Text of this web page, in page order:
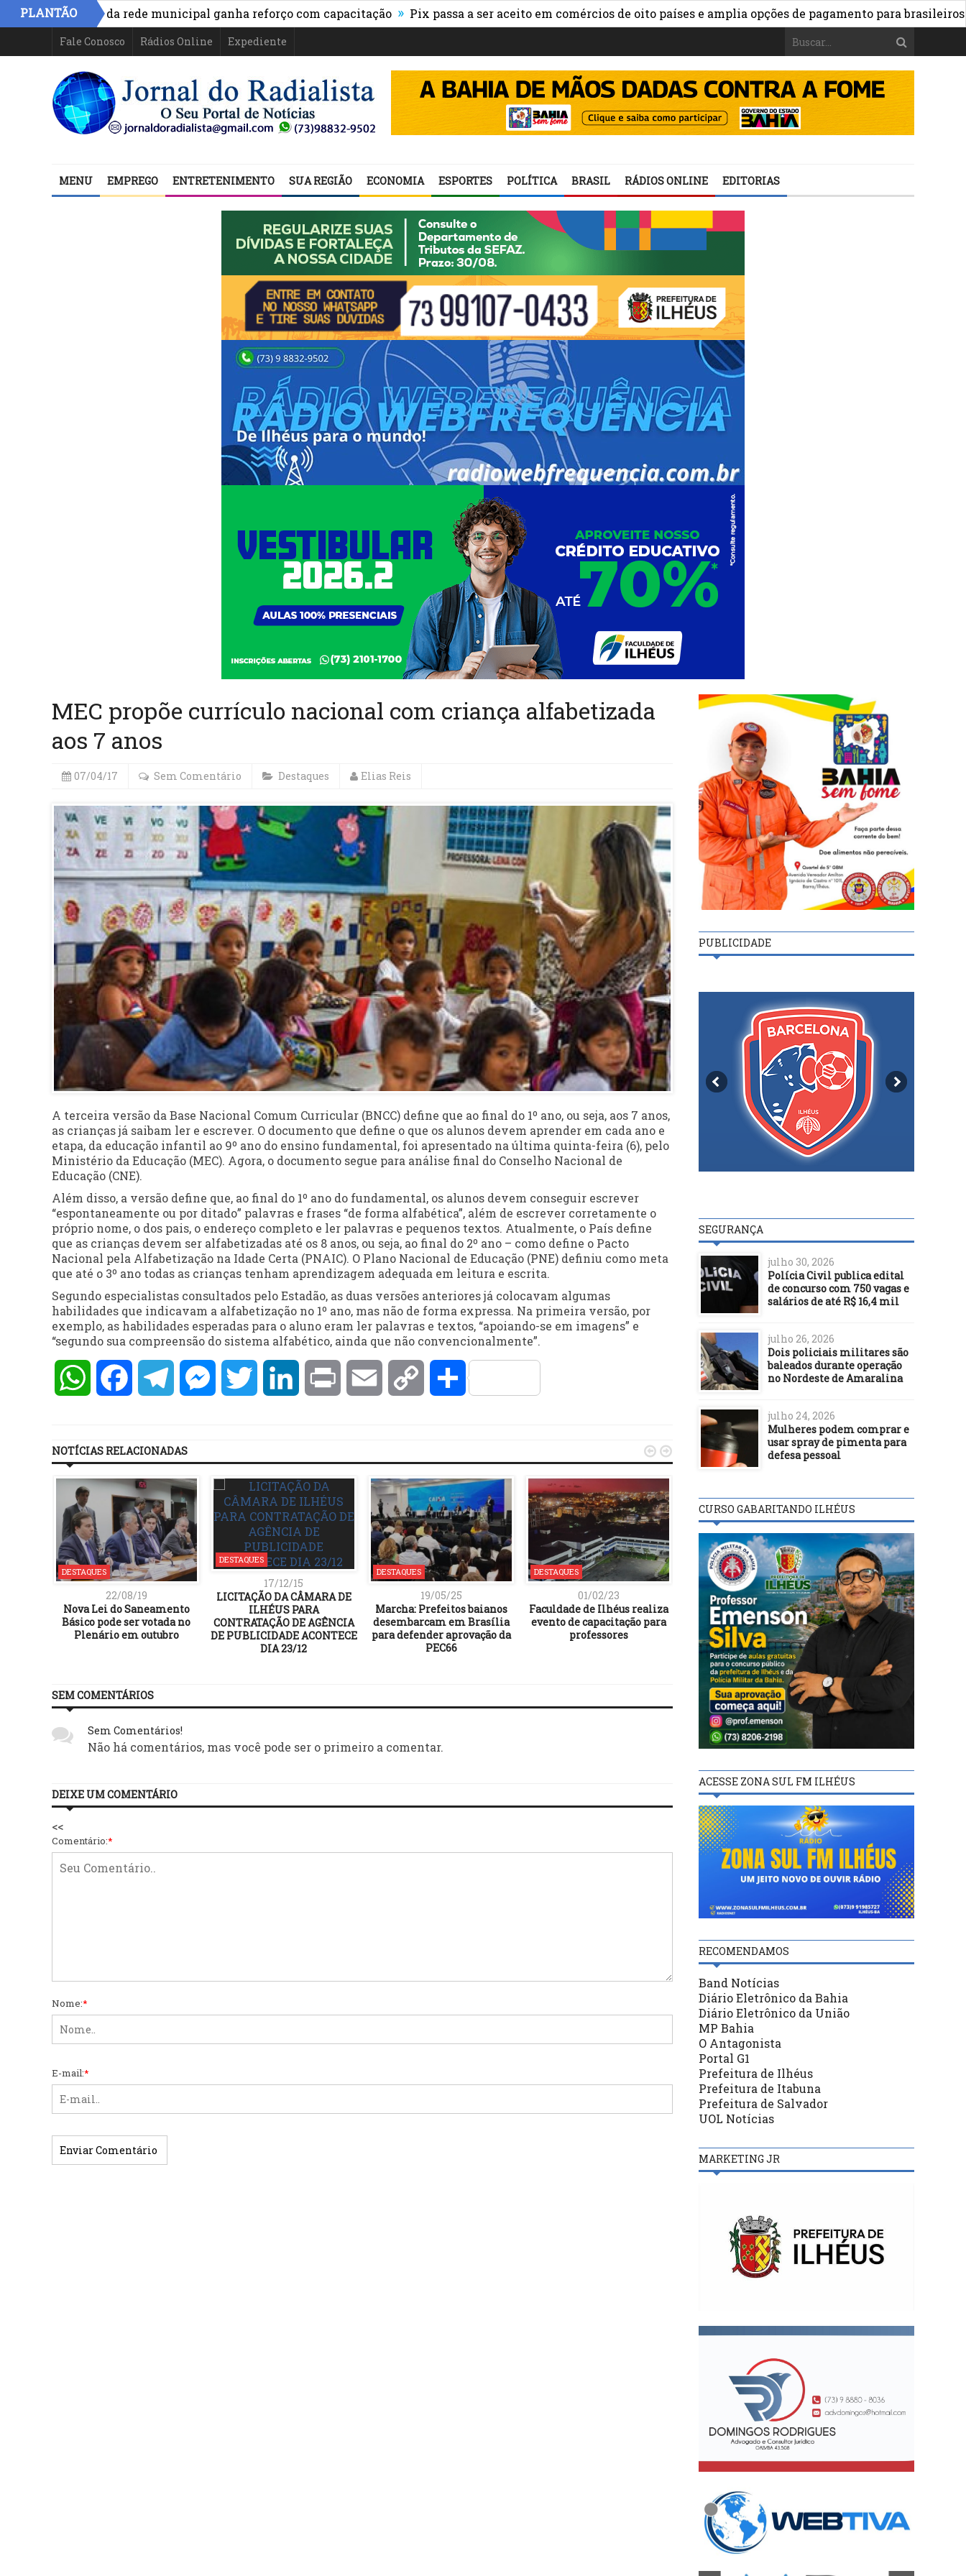
PLANTÃOda rede municipal ganha reforço com capacitação » Pix passa a ser aceito em comércios de oito países e amplia opções de pagamento para brasileiros no
Fale Conosco Rádios Online Expediente
MENU EMPREGO ENTRETENIMENTO SUA REGIÃO ECONOMIA ESPORTES POLÍTICA BRASIL RÁDIOS ONLINE EDITORIAS
MEC propõe currículo nacional com criança alfabetizada
aos 7 anos
07/04/17 Sem Comentário Destaques Elias Reis
A terceira versão da Base Nacional Comum Curricular (BNCC) define que ao final do 1º ano, ou seja, aos 7 anos,
as crianças já saibam ler e escrever. O documento que define o que os alunos devem aprender em cada ano e
etapa, da educação infantil ao 9º ano do ensino fundamental, foi apresentado na última quinta-feira (6), pelo
Ministério da Educação (MEC). Agora, o documento segue para análise final do Conselho Nacional de
Educação (CNE).
Além disso, a versão define que, ao final do 1º ano do fundamental, os alunos devem conseguir escrever
“espontaneamente ou por ditado” palavras e frases “de forma alfabética”, além de escrever corretamente o
próprio nome, o dos pais, o endereço completo e ler palavras e pequenos textos. Atualmente, o País define
que as crianças devem ser alfabetizadas até os 8 anos, ou seja, ao final do 2º ano – como define o Pacto
Nacional pela Alfabetização na Idade Certa (PNAIC). O Plano Nacional de Educação (PNE) definiu como meta
que até o 3º ano todas as crianças tenham aprendizagem adequada em leitura e escrita.
Segundo especialistas consultados pelo Estadão, as duas versões anteriores já colocavam algumas
habilidades que indicavam a alfabetização no 1º ano, mas não de forma expressa. Na primeira versão, por
exemplo, as habilidades esperadas para o aluno eram ler palavras e textos, “apoiando-se em imagens” e
“segundo sua compreensão do sistema alfabético, ainda que não convencionalmente”.
WhatsAppFacebookTelegramMessengerTwitter LinkedInPrint Email Copy Compartilhar
NOTÍCIAS RELACIONADAS
DESTAQUES
22/08/19
Nova Lei do Saneamento
Básico pode ser votada no
Plenário em outubro
DESTAQUES
17/12/15
LICITAÇÃO DA CÂMARA DE
ILHÉUS PARA
CONTRATAÇÃO DE AGÊNCIA
DE PUBLICIDADE ACONTECE
DIA 23/12
DESTAQUES
19/05/25
Marcha: Prefeitos baianos
desembarcam em Brasília
para defender aprovação da
PEC66
DESTAQUES
01/02/23
Faculdade de Ilhéus realiza
evento de capacitação para
professores
DESTAQUES
09/09/16
Turismo e desenvolvimento
– Por Professor Gurita*
DESTAQUES
22/04/17
Educação leva
Leitura para escolas
 
SEM COMENTÁRIOS
Sem Comentários!
Não há comentários, mas você pode ser o primeiro a comentar.
DEIXE UM COMENTÁRIO
<<
Comentário:*
Nome:*
E-mail:*
PUBLICIDADE
SEGURANÇA
julho 30, 2026
Polícia Civil publica edital
de concurso com 750 vagas e
salários de até R$ 16,4 mil
julho 26, 2026
Dois policiais militares são
baleados durante operação
no Nordeste de Amaralina
julho 24, 2026
Mulheres podem comprar e
usar spray de pimenta para
defesa pessoal
CURSO GABARITANDO ILHÉUS
ACESSE ZONA SUL FM ILHÉUS
RECOMENDAMOS
Band Notícias
Diário Eletrônico da Bahia
Diário Eletrônico da União
MP Bahia
O Antagonista
Portal G1
Prefeitura de Ilhéus
Prefeitura de Itabuna
Prefeitura de Salvador
UOL Notícias
MARKETING JR